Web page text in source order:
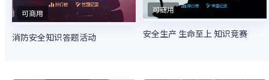
可商用
消防安全知识答题活动
可商用
安全生产 生命至上 知识竞赛